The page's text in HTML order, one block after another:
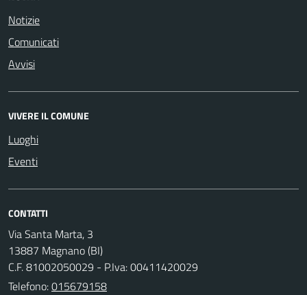
Notizie
Comunicati
Avvisi
VIVERE IL COMUNE
Luoghi
Eventi
CONTATTI
Via Santa Marta, 3
13887 Magnano (BI)
C.F. 81002050029 - P.Iva: 00411420029
Telefono:015679158